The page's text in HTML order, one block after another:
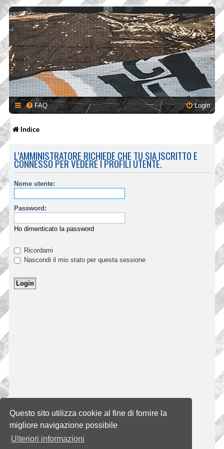
Questo sito utilizza cookie al fine di fornire la
migliore navigazione possibile
Ulteriori informazioni
FAQ Login
Indice
L’AMMINISTRATORE RICHIEDE CHE TU SIA ISCRITTO E
CONNESSO PER VEDERE I PROFILI UTENTE.
Nome utente:
Password:
Ho dimenticato la password
Ricordami
Nascondi il mio stato per questa sessione